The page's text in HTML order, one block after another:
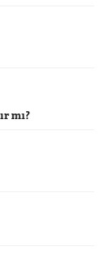
mı?